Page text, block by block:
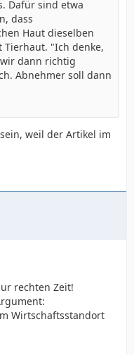
Dafür sind etwa
dass
Haut dieselben
Tierhaut. "Ich denke,
dann richtig
Abnehmer soll dann
weil der Artikel im
rechten Zeit!
Wirtschaftsstandort